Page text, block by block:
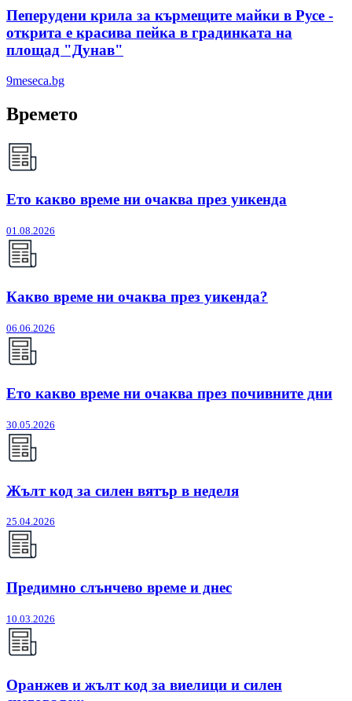
Пеперудени крила за кърмещите майки в Русе -
открита е красива пейка в градинката на
площад "Дунав"
9meseca.bg
Времето
Ето какво време ни очаква през уикенда
01.08.2026
Какво време ни очаква през уикенда?
06.06.2026
Ето какво време ни очаква през почивните дни
30.05.2026
Жълт код за силен вятър в неделя
25.04.2026
Предимно слънчево време и днес
10.03.2026
Оранжев и жълт код за виелици и силен